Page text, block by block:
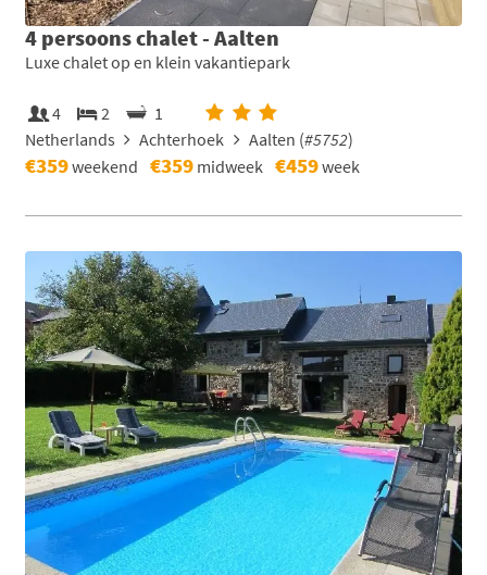
4 persoons chalet - Aalten
Luxe chalet op en klein vakantiepark
4 2
1
Netherlands
Achterhoek Aalten (#5752)
€359weekend €359 midweek €459week